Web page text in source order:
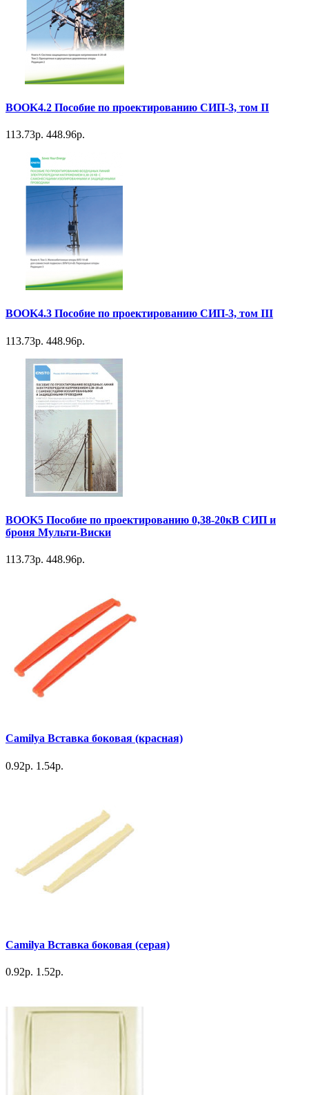
BOOK4.2 Пособие по проектированию СИП-3, том II
113.73р. 448.96р.
BOOK4.3 Пособие по проектированию СИП-3, том III
113.73р. 448.96р.
BOOK5 Пособие по проектированию 0,38-20кВ СИП и
броня Мульти-Виски
113.73р. 448.96р.
Camilya Вставка боковая (красная)
0.92р. 1.54р.
Camilya Вставка боковая (серая)
0.92р. 1.52р.